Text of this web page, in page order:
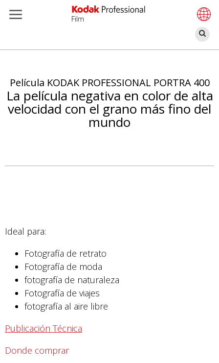
Pasar
contenido
principal
Film
Película KODAK PROFESSIONAL PORTRA 400
La película negativa en color de alta
velocidad con el grano más fino del
mundo
Ideal para:
Fotografía de retrato
Fotografía de moda
fotografía de naturaleza
Fotografía de viajes
fotografía al aire libre
Publicación Técnica
Donde comprar